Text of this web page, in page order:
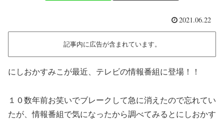
2021.06.22
記事内に広告が含まれています。
にしおかすみこが最近、テレビの情報番組に登場！！
１０数年前お笑いでブレークして急に消えたので忘れてい
たが、情報番組で気になったから調べてみるとにしおかす